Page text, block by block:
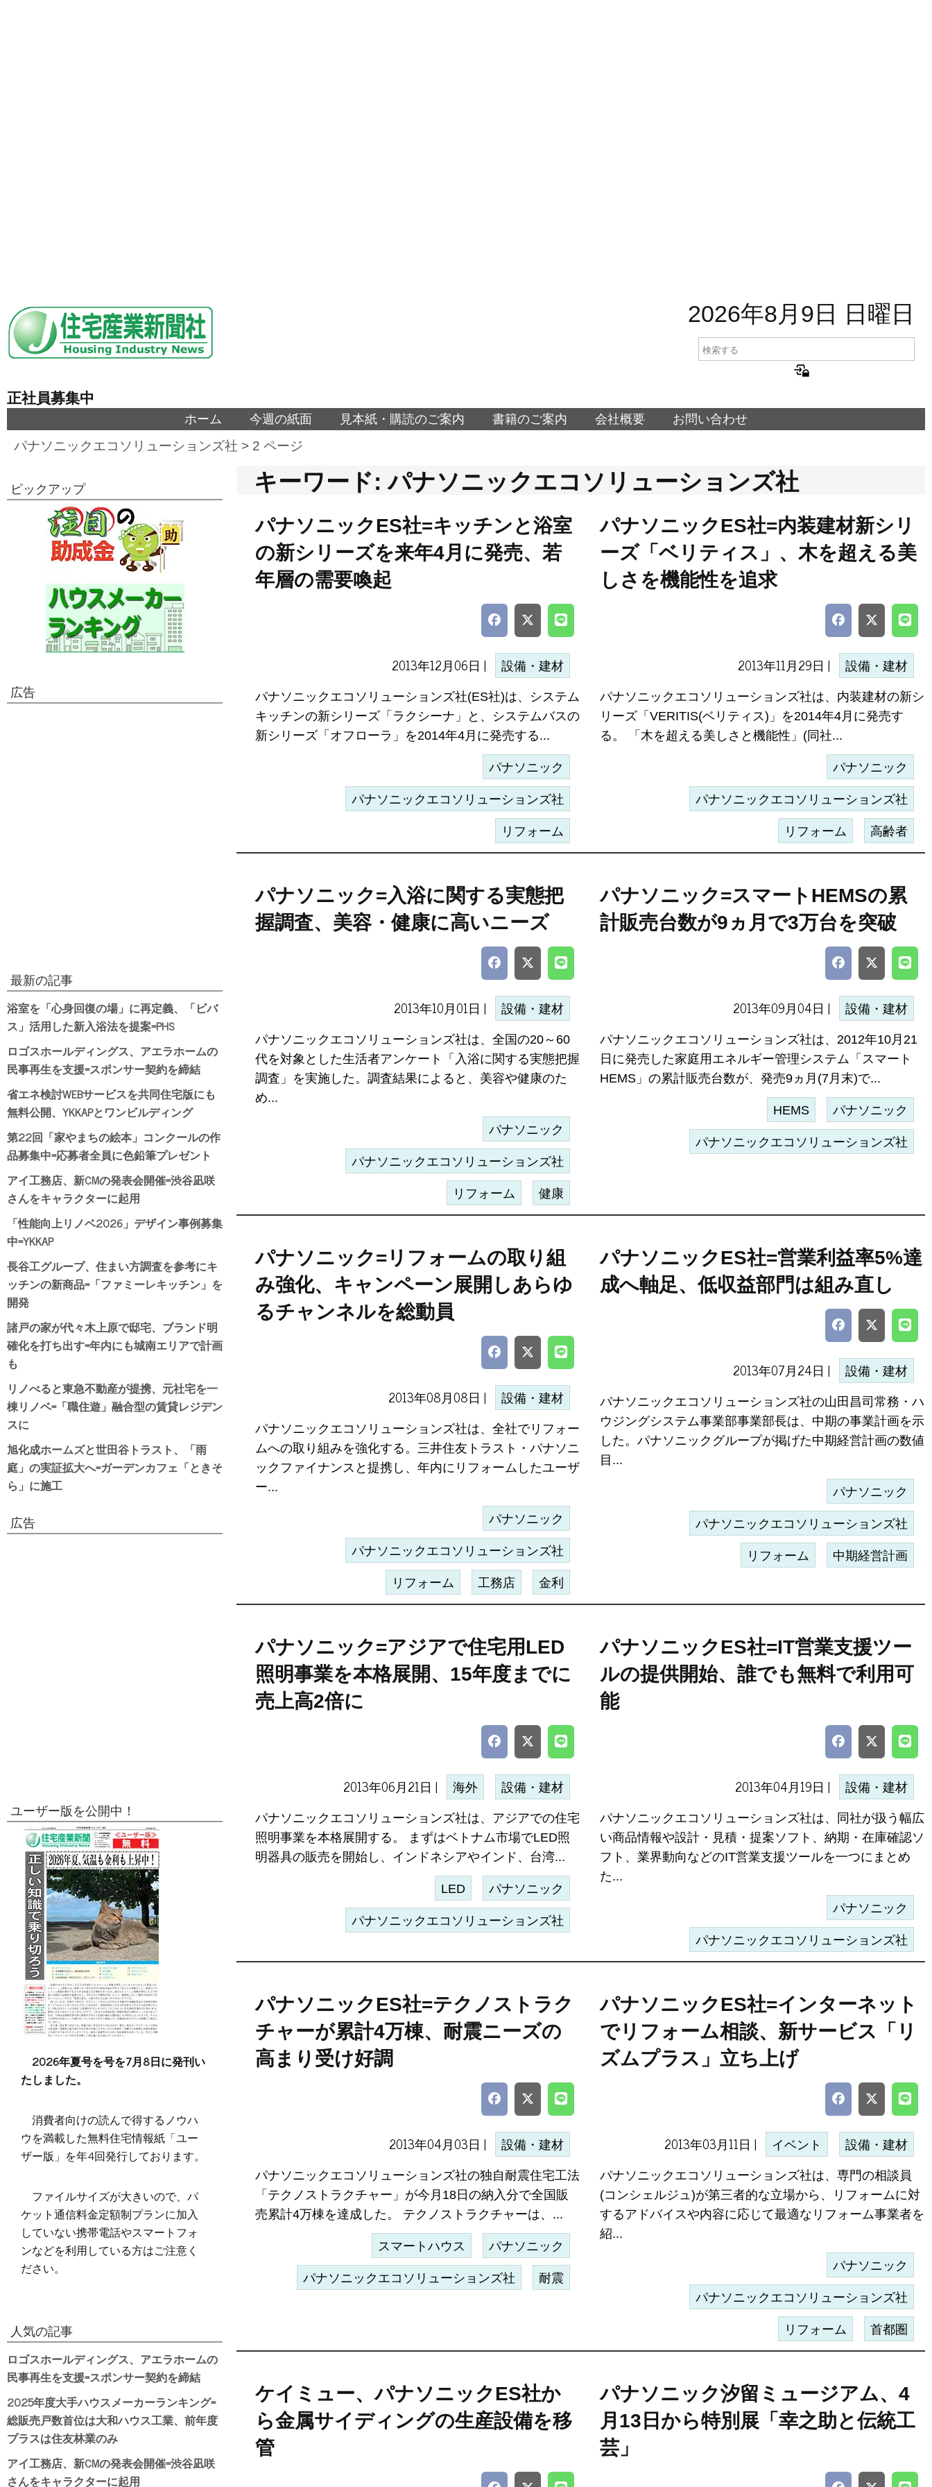
2026年8月9日 日曜日
正社員募集中
ホーム 今週の紙面 見本紙・購読のご案内 書籍のご案内 会社概要 お問い合わせ
パナソニックエコソリューションズ社 > 2 ページ
キーワード: パナソニックエコソリューションズ社
パナソニックES社=キッチンと浴室
の新シリーズを来年4月に発売、若
年層の需要喚起
2013年12月06日 | 設備・建材
パナソニックエコソリューションズ社(ES社)は、システム
キッチンの新シリーズ「ラクシーナ」と、システムバスの
新シリーズ「オフローラ」を2014年4月に発売する...
パナソニック
パナソニックエコソリューションズ社
リフォーム
パナソニックES社=内装建材新シリ
ーズ「ベリティス」、木を超える美
しさを機能性を追求
2013年11月29日 | 設備・建材
パナソニックエコソリューションズ社は、内装建材の新シ
リーズ「VERITIS(ベリティス)」を2014年4月に発売す
る。 「木を超える美しさと機能性」(同社...
パナソニック
パナソニックエコソリューションズ社
リフォーム 高齢者
パナソニック=入浴に関する実態把
握調査、美容・健康に高いニーズ
2013年10月01日 | 設備・建材
パナソニックエコソリューションズ社は、全国の20～60
代を対象とした生活者アンケート「入浴に関する実態把握
調査」を実施した。調査結果によると、美容や健康のた
め...
パナソニック
パナソニックエコソリューションズ社
リフォーム 健康
パナソニック=スマートHEMSの累
計販売台数が9ヵ月で3万台を突破
2013年09月04日 | 設備・建材
パナソニックエコソリューションズ社は、2012年10月21
日に発売した家庭用エネルギー管理システム「スマート
HEMS」の累計販売台数が、発売9ヵ月(7月末)で...
HEMS パナソニック
パナソニックエコソリューションズ社
パナソニック=リフォームの取り組
み強化、キャンペーン展開しあらゆ
るチャンネルを総動員
2013年08月08日 | 設備・建材
パナソニックエコソリューションズ社は、全社でリフォー
ムへの取り組みを強化する。三井住友トラスト・パナソニ
ックファイナンスと提携し、年内にリフォームしたユーザ
ー...
パナソニック
パナソニックエコソリューションズ社
リフォーム 工務店 金利
パナソニックES社=営業利益率5%達
成へ軸足、低収益部門は組み直し
2013年07月24日 | 設備・建材
パナソニックエコソリューションズ社の山田昌司常務・ハ
ウジングシステム事業部事業部長は、中期の事業計画を示
した。パナソニックグループが掲げた中期経営計画の数値
目...
パナソニック
パナソニックエコソリューションズ社
リフォーム 中期経営計画
パナソニック=アジアで住宅用LED
照明事業を本格展開、15年度までに
売上高2倍に
2013年06月21日 | 海外 設備・建材
パナソニックエコソリューションズ社は、アジアでの住宅
照明事業を本格展開する。 まずはベトナム市場でLED照
明器具の販売を開始し、インドネシアやインド、台湾...
LED パナソニック
パナソニックエコソリューションズ社
パナソニックES社=IT営業支援ツー
ルの提供開始、誰でも無料で利用可
能
2013年04月19日 | 設備・建材
パナソニックエコソリューションズ社は、同社が扱う幅広
い商品情報や設計・見積・提案ソフト、納期・在庫確認ソ
フト、業界動向などのIT営業支援ツールを一つにまとめ
た...
パナソニック
パナソニックエコソリューションズ社
パナソニックES社=テクノストラク
チャーが累計4万棟、耐震ニーズの
高まり受け好調
2013年04月03日 | 設備・建材
パナソニックエコソリューションズ社の独自耐震住宅工法
「テクノストラクチャー」が今月18日の納入分で全国販
売累計4万棟を達成した。 テクノストラクチャーは、...
スマートハウス パナソニック
パナソニックエコソリューションズ社 耐震
パナソニックES社=インターネット
でリフォーム相談、新サービス「リ
ズムプラス」立ち上げ
2013年03月11日 | イベント 設備・建材
パナソニックエコソリューションズ社は、専門の相談員
(コンシェルジュ)が第三者的な立場から、リフォームに対
するアドバイスや内容に応じて最適なリフォーム事業者を
紹...
パナソニック
パナソニックエコソリューションズ社
リフォーム 首都圏
ケイミュー、パナソニックES社か
ら金属サイディングの生産設備を移
管
パナソニック汐留ミュージアム、4
月13日から特別展「幸之助と伝統工
芸」
ピックアップ
広告
最新の記事
浴室を「心身回復の場」に再定義、「ビバ
ス」活用した新入浴法を提案=PHS
ロゴスホールディングス、アエラホームの
民事再生を支援=スポンサー契約を締結
省エネ検討WEBサービスを共同住宅版にも
無料公開、YKKAPとワンビルディング
第22回「家やまちの絵本」コンクールの作
品募集中=応募者全員に色鉛筆プレゼント
アイ工務店、新CMの発表会開催=渋谷凪咲
さんをキャラクターに起用
「性能向上リノベ2026」デザイン事例募集
中=YKKAP
長谷工グループ、住まい方調査を参考にキ
ッチンの新商品=「ファミーレキッチン」を
開発
諸戸の家が代々木上原で邸宅、ブランド明
確化を打ち出す=年内にも城南エリアで計画
も
リノべると東急不動産が提携、元社宅を一
棟リノベ=「職住遊」融合型の賃貸レジデン
スに
旭化成ホームズと世田谷トラスト、「雨
庭」の実証拡大へ=ガーデンカフェ「ときそ
ら」に施工
広告
ユーザー版を公開中！
2026年夏号を号を7月8日に発刊い
たしました。
消費者向けの読んで得するノウハ
ウを満載した無料住宅情報紙「ユー
ザー版」を年4回発行しております。
ファイルサイズが大きいので、パ
ケット通信料金定額制プランに加入
していない携帯電話やスマートフォ
ンなどを利用している方はご注意く
ださい。
人気の記事
ロゴスホールディングス、アエラホームの
民事再生を支援=スポンサー契約を締結
2025年度大手ハウスメーカーランキング=
総販売戸数首位は大和ハウス工業、前年度
プラスは住友林業のみ
アイ工務店、新CMの発表会開催=渋谷凪咲
さんをキャラクターに起用